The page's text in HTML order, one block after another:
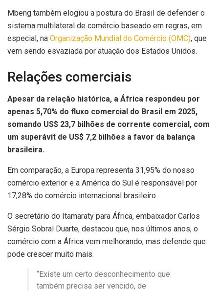
Mbeng também elogiou a postura do Brasil de defender o
sistema multilateral de comércio baseado em regras, em
especial, na Organização Mundial do Comércio (OMC), que
vem sendo esvaziada por atuação dos Estados Unidos.
Relações comerciais
Apesar da relação histórica, a África respondeu por
apenas 5,70% do fluxo comercial do Brasil em 2025,
somando US$ 23,7 bilhões de corrente comercial, com
um superávit de US$ 7,2 bilhões a favor da balança
brasileira.
Em comparação, a Europa representa 31,95% do nosso
comércio exterior e a América do Sul é responsável por
17,28% do comércio internacional brasileiro.
O secretário do Itamaraty para África, embaixador Carlos
Sérgio Sobral Duarte, destacou que, nos últimos anos, o
comércio com a África vem melhorando, mas defende que
pode crescer muito mais.
“Existe um certo desconhecimento que
também precisa ser vencido, de